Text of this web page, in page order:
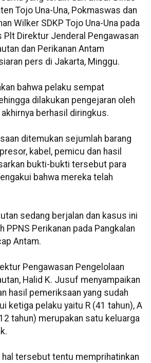
Tojo Una-Una, Pokmaswas dan
Wilker SDKP Tojo Una-Una pada
Plt Direktur Jenderal Pengawasan
dan Perikanan Antam
pers di Jakarta, Minggu.
bahwa pelaku sempat
dilakukan pengejaran oleh
berhasil diringkus.
ditemukan sejumlah barang
kabel, pemicu dan hasil
bukti-bukti tersebut para
bahwa mereka telah
sedang berjalan dan kasus ini
PPNS Perikanan pada Pangkalan
Antam.
Pengawasan Pengelolaan
Halid K. Jusuf menyampaikan
hasil pemeriksaan yang sudah
ketiga pelaku yaitu R (41 tahun), A
tahun) merupakan satu keluarga
hal tersebut tentu memprihatinkan